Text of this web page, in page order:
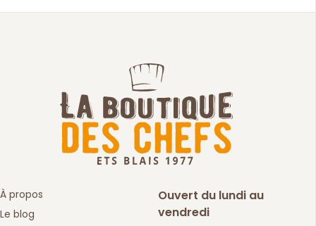
À propos
Le blog
Ouvert du lundi au
vendredi